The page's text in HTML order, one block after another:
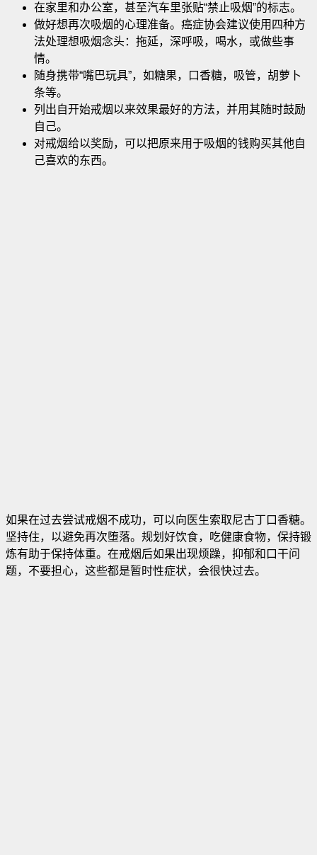
在家里和办公室，甚至汽车里张贴“禁止吸烟”的标志。
做好想再次吸烟的心理准备。癌症协会建议使用四种方
法处理想吸烟念头：拖延，深呼吸，喝水，或做些事
情。
随身携带“嘴巴玩具”，如糖果，口香糖，吸管，胡萝卜
条等。
列出自开始戒烟以来效果最好的方法，并用其随时鼓励
自己。
对戒烟给以奖励，可以把原来用于吸烟的钱购买其他自
己喜欢的东西。
如果在过去尝试戒烟不成功，可以向医生索取尼古丁口香糖。
坚持住，以避免再次堕落。规划好饮食，吃健康食物，保持锻
炼有助于保持体重。在戒烟后如果出现烦躁，抑郁和口干问
题，不要担心，这些都是暂时性症状，会很快过去。